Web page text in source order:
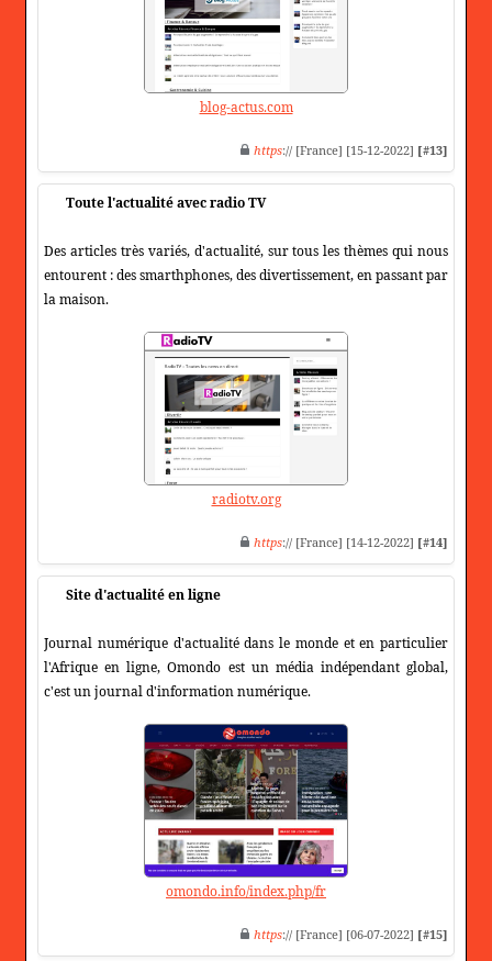
blog-actus.com
https:// [France] [15-12-2022] [#13]
Toute l'actualité avec radio TV
Des articles très variés, d'actualité, sur tous les thèmes qui nous
entourent : des smarthphones, des divertissement, en passant par
la maison.
radiotv.org
https:// [France] [14-12-2022] [#14]
Site d'actualité en ligne
Journal numérique d'actualité dans le monde et en particulier
l'Afrique en ligne, Omondo est un média indépendant global,
c'est un journal d'information numérique.
omondo.info/index.php/fr
https:// [France] [06-07-2022] [#15]